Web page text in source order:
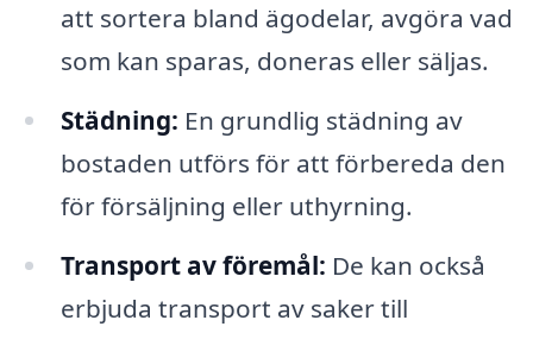
att sortera bland ägodelar, avgöra vad
som kan sparas, doneras eller säljas.
Städning: En grundlig städning av
bostaden utförs för att förbereda den
för försäljning eller uthyrning.
Transport av föremål: De kan också
erbjuda transport av saker till